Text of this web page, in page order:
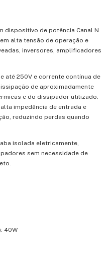
dispositivo de potência Canal N
alta tensão de operação e
inversores, amplificadores
até 250V e corrente contínua de
de aproximadamente
e do dissipador utilizado.
impedância de entrada e
reduzindo perdas quando
isolada eletricamente,
sem necessidade de
40W